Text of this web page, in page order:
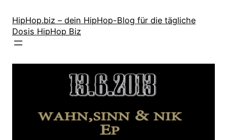
Inhalt
springen
HipHop.biz – dein HipHop-Blog für die tägliche
Dosis HipHop Biz